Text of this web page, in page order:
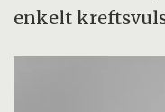
enkelt